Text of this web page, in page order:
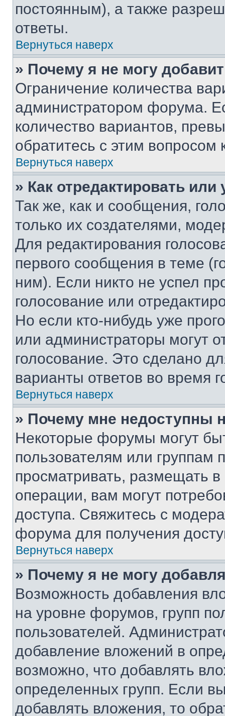
постоянным), а также
ответы.
Вернуться наверх
» Почему я не могу
Ограничение количества
администратором форума.
количество вариантов,
обратитесь с этим вопросом
Вернуться наверх
» Как отредактировать
Так же, как и сообщения,
только их создателями,
Для редактирования
первого сообщения в теме
ним). Если никто не успел
голосование или
Но если кто-нибудь уже
или администраторы могут
голосование. Это сделано
варианты ответов во время
Вернуться наверх
» Почему мне недоступны
Некоторые форумы могут
пользователям или группам
просматривать, размещать
операции, вам могут
доступа. Свяжитесь с
форума для получения
Вернуться наверх
» Почему я не могу
Возможность добавления
на уровне форумов, групп
пользователей.
добавление вложений в
возможно, что добавлять
определенных групп. Если
добавлять вложения, то